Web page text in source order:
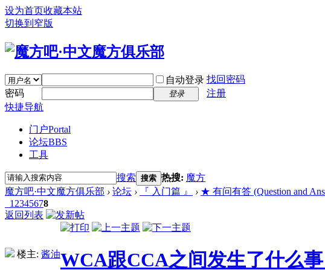
设为首页收藏本站
切换到窄版
自动登录 找回密码
密码
登录
注册
快捷导航
门户Portal
论坛BBS
工具
搜索 搜索 热搜: 魔方
魔方吧·中文魔方俱乐部 › 论坛 › 『 入门篇 』 › ★ 有问有答 (Question and
1 2345678
返回列表
楼主: 酱油WCA跟CCA之间发生了什么